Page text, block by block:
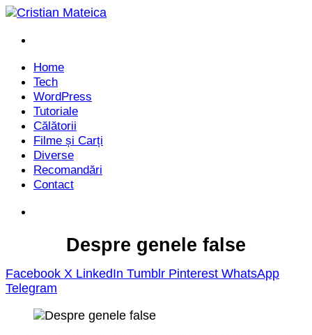
Home
Tech
WordPress
Tutoriale
Călătorii
Filme și Carți
Diverse
Recomandări
Contact
Despre genele false
Facebook X LinkedIn Tumblr Pinterest WhatsApp
Telegram